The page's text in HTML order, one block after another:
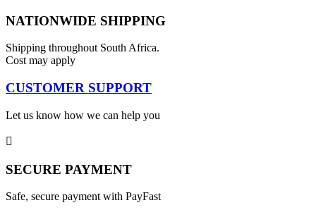
NATIONWIDE SHIPPING
Shipping throughout South Africa.
Cost may apply
CUSTOMER SUPPORT
Let us know how we can help you
SECURE PAYMENT
Safe, secure payment with PayFast